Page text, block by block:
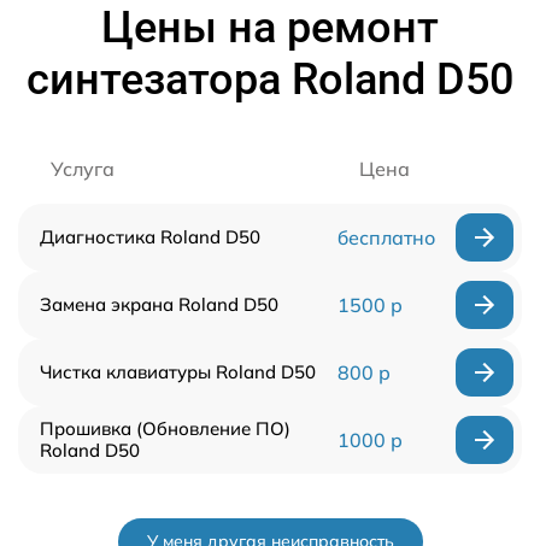
Цены на ремонт
синтезатора Roland D50
Услуга Цена
Диагностика Roland D50 бесплатно
Замена экрана Roland D50 1500 р
Чистка клавиатуры Roland D50 800 р
Прошивка (Обновление ПО)
Roland D50
1000 р
У меня другая неисправность